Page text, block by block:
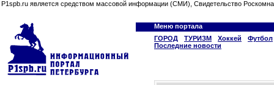
P1spb.ru является средством массовой информации (СМИ), Свидетельство
Меню портала
ГОРОД
ТУРИЗМ Хоккей
Футбол
Последние новости